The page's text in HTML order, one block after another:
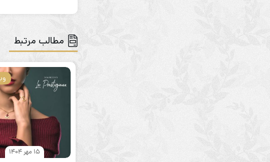
مطالب مرتبط
15 مهر 1404